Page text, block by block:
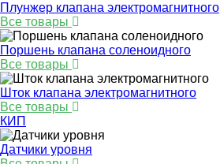
Плунжер клапана электромагнитного
Все товары
Поршень клапана соленоидного
Все товары
Шток клапана электромагнитного
Все товары
КИП
Датчики уровня